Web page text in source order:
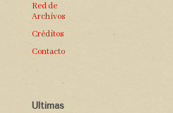
Red de
Archivos
Créditos
Contacto
Últimas